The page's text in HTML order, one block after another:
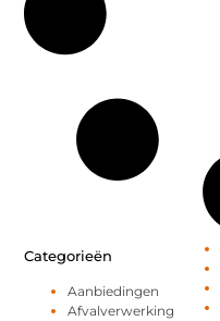
Categorieën
Aanbiedingen
Afvalverwerking